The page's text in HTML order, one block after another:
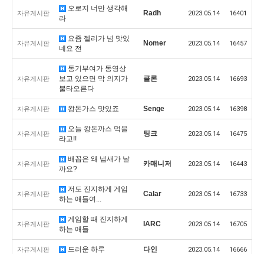
자유게시판
오로지 너만 생각해
라
Radh 2023.05.14 16401
자유게시판
요즘 젤리가 넘 맛있
네요 전
Nomer 2023.05.14 16457
자유게시판
동기부여가 동영상
보고 있으면 막 의지가
불타오른다
클론 2023.05.14 16693
자유게시판 왕돈가스 맛있죠 Senge 2023.05.14 16398
자유게시판
오늘 왕돈까스 먹을
라고!!
팅크 2023.05.14 16475
자유게시판
배꼽은 왜 냄새가 날
까요?
카매니저 2023.05.14 16443
자유게시판
저도 진지하게 게임
하는 애들여...
Calar 2023.05.14 16733
자유게시판
게임할 때 진지하게
하는 애들
IARC 2023.05.14 16705
자유게시판 드러운 하루 다인 2023.05.14 16666